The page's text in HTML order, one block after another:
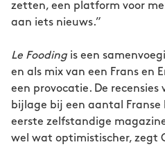
zetten, een platform voor
aan iets nieuws.”
Le Fooding is een
en als mix van een Frans en
een provocatie. De recensies
bijlage bij een aantal
eerste zelfstandige
wel wat optimistischer, zegt